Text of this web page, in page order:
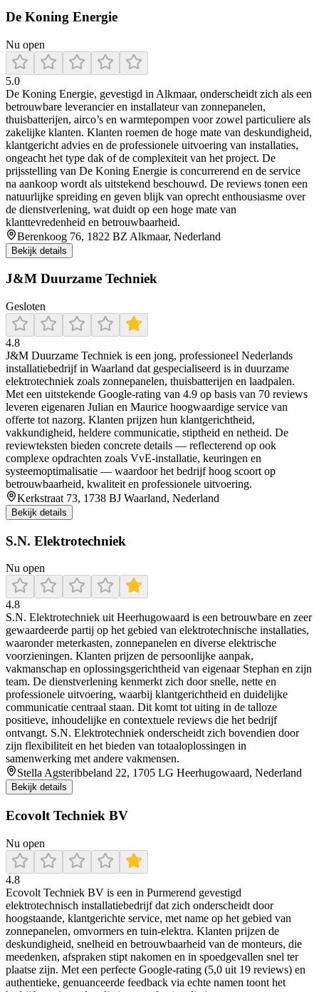
De Koning Energie
Nu open
5.0
De Koning Energie, gevestigd in Alkmaar, onderscheidt zich als een
betrouwbare leverancier en installateur van zonnepanelen,
thuisbatterijen, airco’s en warmtepompen voor zowel particuliere als
zakelijke klanten. Klanten roemen de hoge mate van deskundigheid,
klantgericht advies en de professionele uitvoering van installaties,
ongeacht het type dak of de complexiteit van het project. De
prijsstelling van De Koning Energie is concurrerend en de service
na aankoop wordt als uitstekend beschouwd. De reviews tonen een
natuurlijke spreiding en geven blijk van oprecht enthousiasme over
de dienstverlening, wat duidt op een hoge mate van
klanttevredenheid en betrouwbaarheid.
Berenkoog 76, 1822 BZ Alkmaar, Nederland
Bekijk details
J&M Duurzame Techniek
Gesloten
4.8
J&M Duurzame Techniek is een jong, professioneel Nederlands
installatiebedrijf in Waarland dat gespecialiseerd is in duurzame
elektrotechniek zoals zonnepanelen, thuisbatterijen en laadpalen.
Met een uitstekende Google-rating van 4.9 op basis van 70 reviews
leveren eigenaren Julian en Maurice hoogwaardige service van
offerte tot nazorg. Klanten prijzen hun klantgerichtheid,
vakkundigheid, heldere communicatie, stiptheid en netheid. De
reviewteksten bieden concrete details — reflecterend op ook
complexe opdrachten zoals VvE-installatie, keuringen en
systeemoptimalisatie — waardoor het bedrijf hoog scoort op
betrouwbaarheid, kwaliteit en professionele uitvoering.
Kerkstraat 73, 1738 BJ Waarland, Nederland
Bekijk details
S.N. Elektrotechniek
Nu open
4.8
S.N. Elektrotechniek uit Heerhugowaard is een betrouwbare en zeer
gewaardeerde partij op het gebied van elektrotechnische installaties,
waaronder meterkasten, zonnepanelen en diverse elektrische
voorzieningen. Klanten prijzen de persoonlijke aanpak,
vakmanschap en oplossingsgerichtheid van eigenaar Stephan en zijn
team. De dienstverlening kenmerkt zich door snelle, nette en
professionele uitvoering, waarbij klantgerichtheid en duidelijke
communicatie centraal staan. Dit komt tot uiting in de talloze
positieve, inhoudelijke en contextuele reviews die het bedrijf
ontvangt. S.N. Elektrotechniek onderscheidt zich bovendien door
zijn flexibiliteit en het bieden van totaaloplossingen in
samenwerking met andere vakmensen.
Stella Agsteribbeland 22, 1705 LG Heerhugowaard, Nederland
Bekijk details
Ecovolt Techniek BV
Nu open
4.8
Ecovolt Techniek BV is een in Purmerend gevestigd
elektrotechnisch installatiebedrijf dat zich onderscheidt door
hoogstaande, klantgerichte service, met name op het gebied van
zonnepanelen, omvormers en tuin‑elektra. Klanten prijzen de
deskundigheid, snelheid en betrouwbaarheid van de monteurs, die
meedenken, afspraken stipt nakomen en in spoedgevallen snel ter
plaatse zijn. Met een perfecte Google‑rating (5,0 uit 19 reviews) en
authentieke, genuanceerde feedback via echte namen toont het